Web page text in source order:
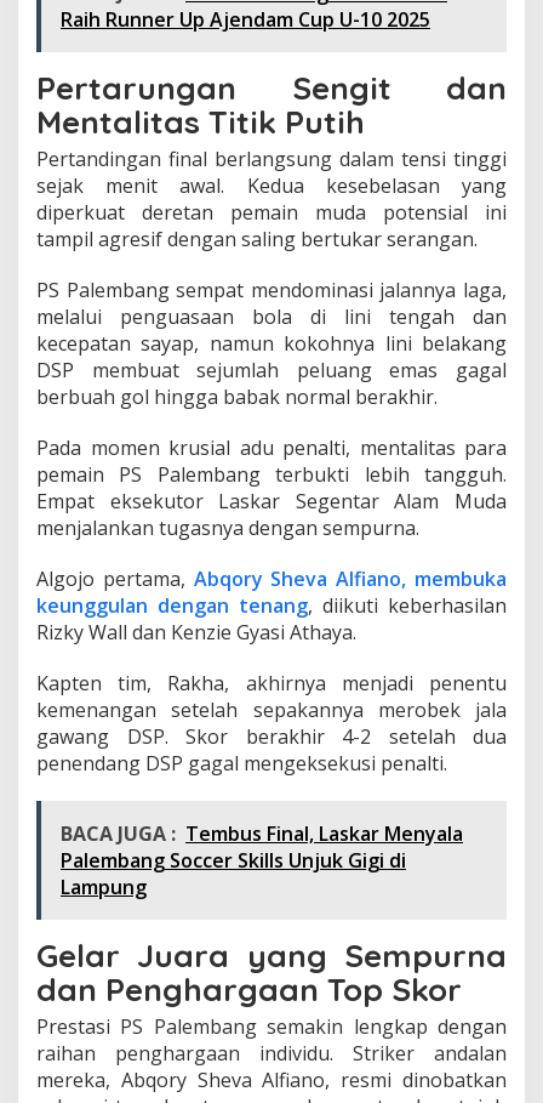
b
e
u
r
S
u
e
l
Raih Runner Up Ajendam Cup U-10 2025
Pertarungan Sengit dan
Mentalitas Titik Putih
Pertandingan final berlangsung dalam tensi tinggi
sejak menit awal. Kedua kesebelasan yang
diperkuat deretan pemain muda potensial ini
tampil agresif dengan saling bertukar serangan.
PS Palembang sempat mendominasi jalannya laga,
melalui penguasaan bola di lini tengah dan
kecepatan sayap, namun kokohnya lini belakang
DSP membuat sejumlah peluang emas gagal
berbuah gol hingga babak normal berakhir.
Pada momen krusial adu penalti, mentalitas para
pemain PS Palembang terbukti lebih tangguh.
Empat eksekutor Laskar Segentar Alam Muda
menjalankan tugasnya dengan sempurna.
Algojo pertama, Abqory Sheva Alfiano, membuka
keunggulan dengan tenang, diikuti keberhasilan
Rizky Wall dan Kenzie Gyasi Athaya.
Kapten tim, Rakha, akhirnya menjadi penentu
kemenangan setelah sepakannya merobek jala
gawang DSP. Skor berakhir 4-2 setelah dua
penendang DSP gagal mengeksekusi penalti.
BACA JUGA : Tembus Final, Laskar Menyala
Palembang Soccer Skills Unjuk Gigi di
Lampung
Gelar Juara yang Sempurna
dan Penghargaan Top Skor
Prestasi PS Palembang semakin lengkap dengan
raihan penghargaan individu. Striker andalan
mereka, Abqory Sheva Alfiano, resmi dinobatkan